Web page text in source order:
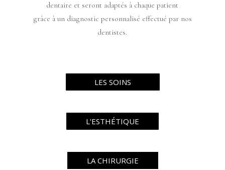
dentaire et seront adaptés à chaque patient
grâce à un diagnostic personnalisé effectué par nos
dentistes.
LES SOINS
L'ESTHÉTIQUE
LA CHIRURGIE